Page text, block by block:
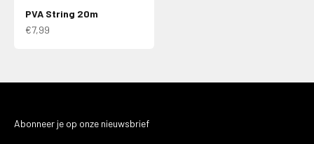
PVA String 20m
Aanbiedingsprijs
€7,99
Abonneer je op onze nieuwsbrief